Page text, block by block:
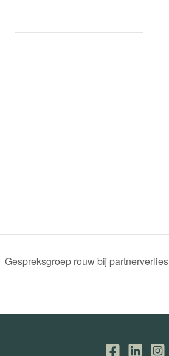
Gespreksgroep rouw bij partnerverlies